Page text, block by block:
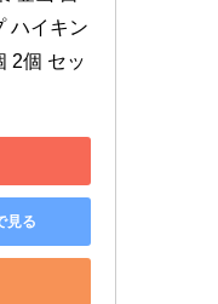
ハイキン
2個 セッ
見る